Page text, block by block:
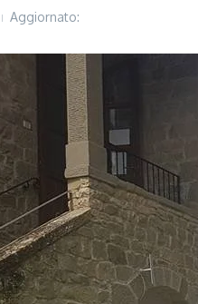
Aggiornato: